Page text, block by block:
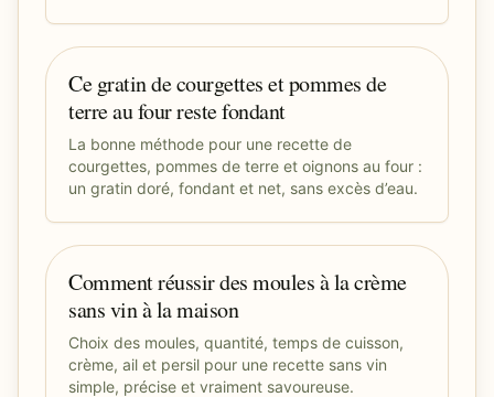
Ce gratin de courgettes et pommes de
terre au four reste fondant
La bonne méthode pour une recette de
courgettes, pommes de terre et oignons au four :
un gratin doré, fondant et net, sans excès d’eau.
Comment réussir des moules à la crème
sans vin à la maison
Choix des moules, quantité, temps de cuisson,
crème, ail et persil pour une recette sans vin
simple, précise et vraiment savoureuse.